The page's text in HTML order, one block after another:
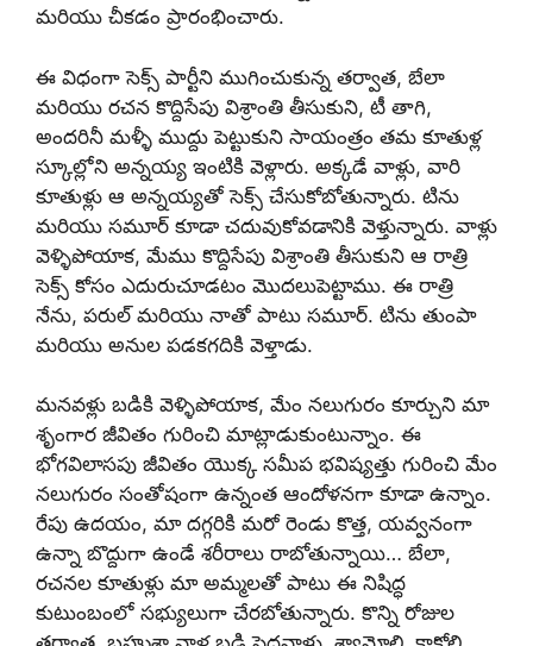
మరియు చీకడం ప్రారంభించారు.
ఈ విధంగా సెక్స్ పార్టీని ముగించుకున్న తర్వాత, బేలా
మరియు రచన కొద్దిసేపు విశ్రాంతి తీసుకుని, టీ తాగి,
అందరినీ మళ్ళీ ముద్దు పెట్టుకుని సాయంత్రం తమ కూతుళ్ల
స్కూల్లోని అన్నయ్య ఇంటికి వెళ్లారు. అక్కడే వాళ్లు, వారి
కూతుళ్లు ఆ అన్నయ్యతో సెక్స్ చేసుకోబోతున్నారు. టిను
మరియు సమూర్ కూడా చదువుకోవడానికి వెళ్తున్నారు. వాళ్లు
వెళ్ళిపోయాక, మేము కొద్దిసేపు విశ్రాంతి తీసుకుని ఆ రాత్రి
సెక్స్ కోసం ఎదురుచూడటం మొదలుపెట్టాము. ఈ రాత్రి
నేను, పరుల్ మరియు నాతో పాటు సమూర్. టిను తుంపా
మరియు అనుల పడకగదికి వెళ్తాడు.
మనవళ్లు బడికి వెళ్ళిపోయాక, మేం నలుగురం కూర్చుని మా
శృంగార జీవితం గురించి మాట్లాడుకుంటున్నాం. ఈ
భోగవిలాసపు జీవితం యొక్క సమీప భవిష్యత్తు గురించి మేం
నలుగురం సంతోషంగా ఉన్నంత ఆందోళనగా కూడా ఉన్నాం.
రేపు ఉదయం, మా దగ్గరికి మరో రెండు కొత్త, యవ్వనంగా
ఉన్నా బొద్దుగా ఉండే శరీరాలు రాబోతున్నాయి… బేలా,
రచనల కూతుళ్లు మా అమ్మలతో పాటు ఈ నిషిద్ధ
కుటుంబంలో సభ్యులుగా చేరబోతున్నారు. కొన్ని రోజుల